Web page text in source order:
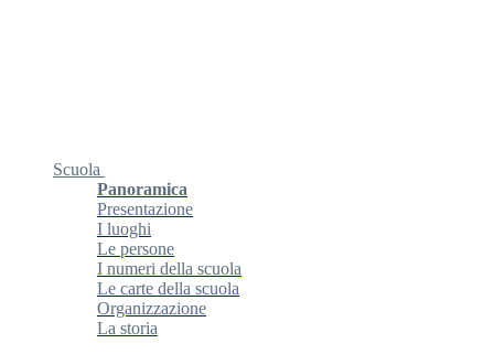
Scuola
Panoramica
Presentazione
I luoghi
Le persone
I numeri della scuola
Le carte della scuola
Organizzazione
La storia